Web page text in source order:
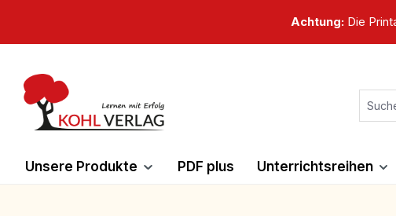
Achtung:Die
Unsere Produkte PDF plus Unterrichtsreihen